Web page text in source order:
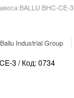
BALLU BHC-CE-3
Ballu Industrial Group
3 / Код: 0734